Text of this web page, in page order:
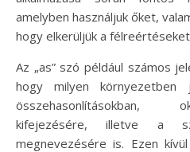
amelyben használjuk őket,
hogy elkerüljük a
Az „as” szó például számos
hogy milyen környezetben
összehasonlításokban,
kifejezésére, illetve a
megnevezésére is. Ezen